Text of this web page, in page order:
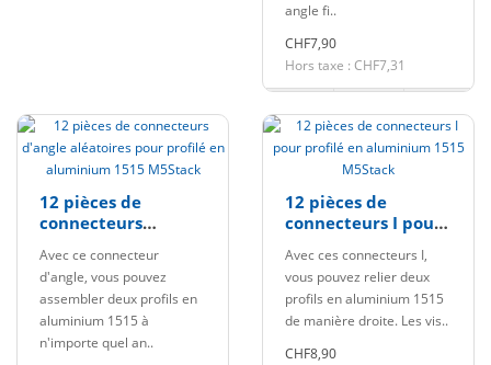
angle fi..
CHF7,90
Hors taxe : CHF7,31
12 pièces de
connecteurs
pour profilé en
aluminium 1515
M5Stack
Avec ce connecteur
d'angle, vous pouvez
assembler deux profils en
aluminium 1515 à
n'importe quel an..
12 pièces de
connecteurs I pour
aluminium 1515
M5Stack
Avec ces connecteurs I,
vous pouvez relier deux
profils en aluminium 1515
de manière droite. Les vis..
CHF8,90